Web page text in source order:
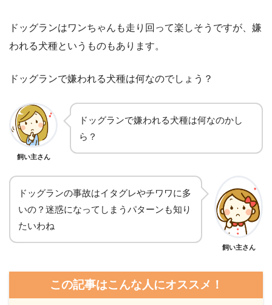
ドッグランはワンちゃんも走り回って楽しそうですが、嫌
われる犬種というものもあります。
ドッグランで嫌われる犬種は何なのでしょう？
飼い主さん
ドッグランで嫌われる犬種は何なのかし
ら？
ドッグランの事故はイタグレやチワワに多
いの？迷惑になってしまうパターンも知り
たいわね
飼い主さん
この記事はこんな人にオススメ！